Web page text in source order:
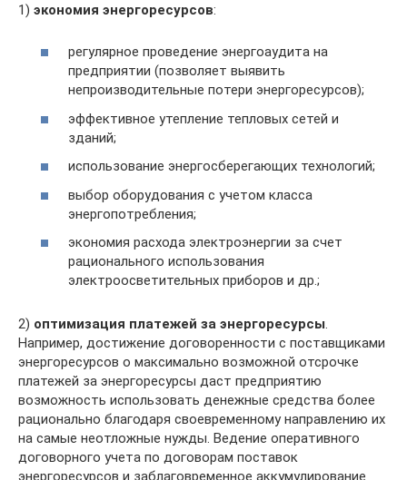
1) экономия энергоресурсов:
регулярное проведение энергоаудита на
предприятии (позволяет выявить
непроизводительные потери энергоресурсов);
эффективное утепление тепловых сетей и
зданий;
использование энергосберегающих технологий;
выбор оборудования с учетом класса
энергопотребления;
экономия расхода электроэнергии за счет
рационального использования
электроосветительных приборов и др.;
2) оптимизация платежей за энергоресурсы.
Например, достижение договоренности с поставщиками
энергоресурсов о максимально возможной отсрочке
платежей за энергоресурсы даст предприятию
возможность использовать денежные средства более
рационально благодаря своевременному направлению их
на самые неотложные нужды. Ведение оперативного
договорного учета по договорам поставок
энергоресурсов и заблаговременное аккумулирование